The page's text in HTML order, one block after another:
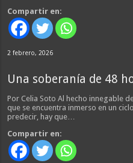
Compartir en:
2 febrero, 2026
Una soberanía de 48
Por Celia Soto Al hecho innegable
que se encuentra inmerso en un
predecir, hay que…
Compartir en: